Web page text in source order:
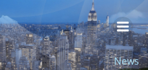
Inhalt
springen
News